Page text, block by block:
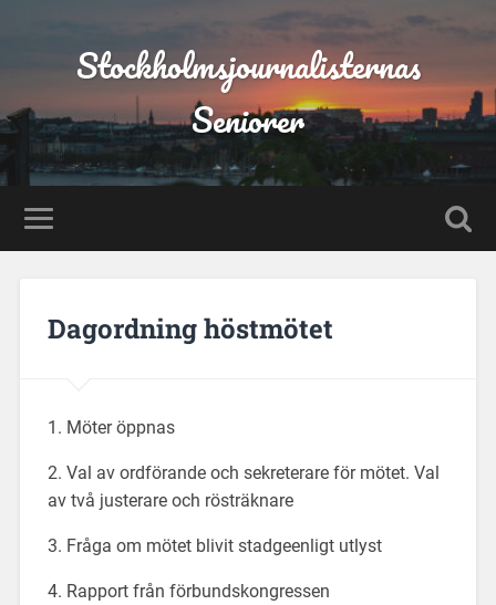
Stockholmsjournalisternas
Seniorer
Dagordning höstmötet
1. Möter öppnas
2. Val av ordförande och sekreterare för mötet. Val
av två justerare och rösträknare
3. Fråga om mötet blivit stadgeenligt utlyst
4. Rapport från förbundskongressen